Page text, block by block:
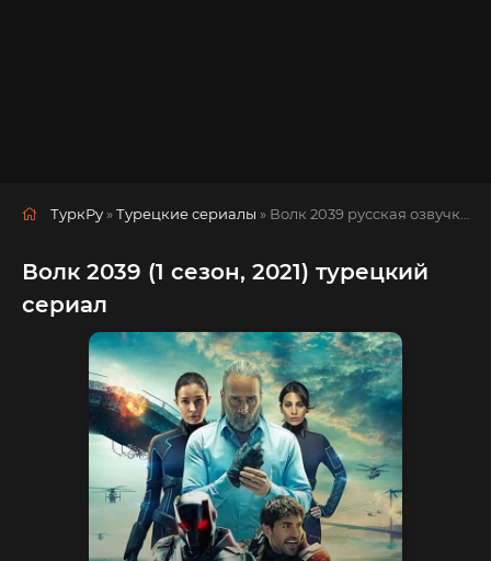
ТуркРу »Турецкие сериалы » Волк 2039 русская озвучка смотреть полностью онлайн!
Волк 2039 (1 сезон, 2021) турецкий
сериал